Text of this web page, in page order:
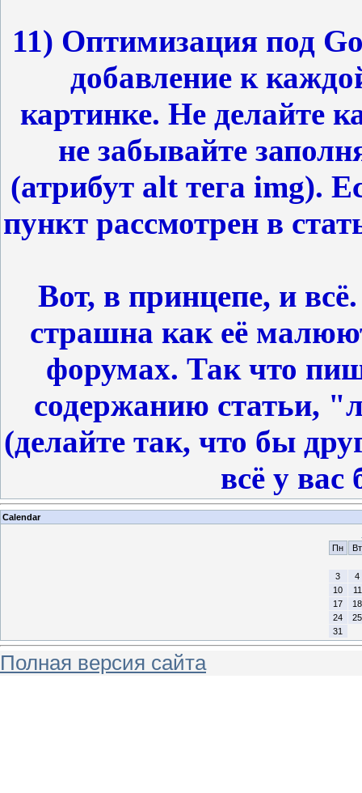
11) Оптимизация под
добавление к
картинке. Не делайте
не забывайте
(атрибут alt тега img).
пункт рассмотрен в
Вот, в принцепе, и
страшна как её
форумах. Так что
содержанию статьи,
(делайте так, что бы
всё у вас
Calendar
Пн
Вт
3
4
10
11
17
18
24
25
31
Полная версия сайта